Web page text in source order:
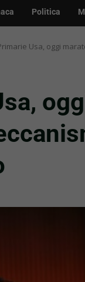
Politica
Usa, oggi